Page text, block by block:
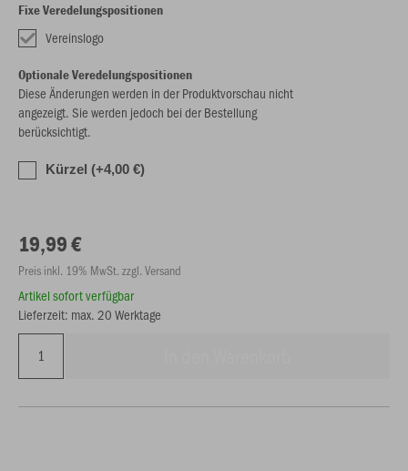
Fixe Veredelungspositionen
Vereinslogo
Optionale Veredelungspositionen
Diese Änderungen werden in der Produktvorschau nicht
angezeigt. Sie werden jedoch bei der Bestellung
berücksichtigt.
Kürzel (+4,00 €)
19,99 €
Preis inkl. 19% MwSt. zzgl. Versand
Artikel sofort verfügbar
Lieferzeit: max. 20 Werktage